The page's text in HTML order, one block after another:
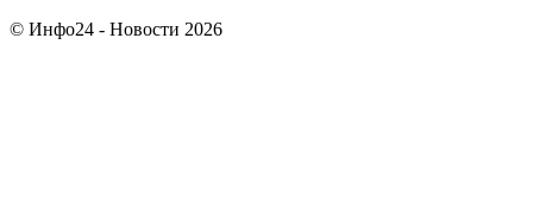
© Инфо24 - Новости 2026